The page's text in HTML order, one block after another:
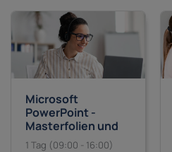
Microsoft
PowerPoint -
Masterfolien und
Vorlagen
1 Tag (09:00 - 16:00)